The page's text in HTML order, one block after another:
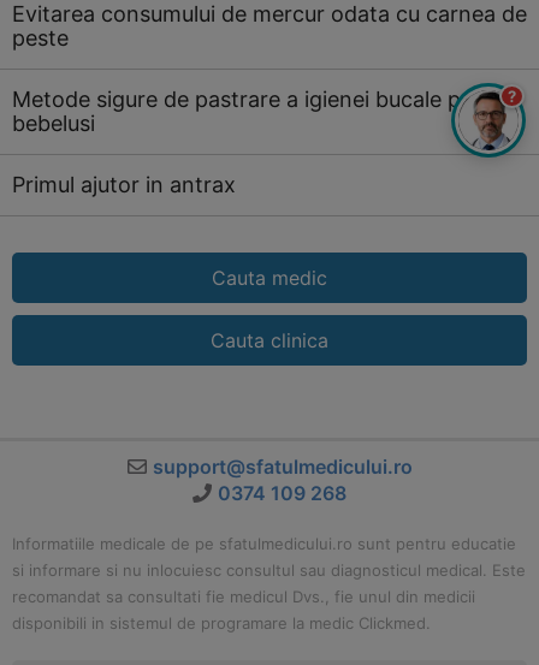
Evitarea consumului de mercur odata cu carnea de
peste
Metode sigure de pastrare a igienei bucale pentru
bebelusi
Primul ajutor in antrax
Cauta medic
Cauta clinica
support@sfatulmedicului.ro
0374 109 268
Informatiile medicale de pe sfatulmedicului.ro sunt pentru educatie
si informare si nu inlocuiesc consultul sau diagnosticul medical. Este
recomandat sa consultati fie medicul Dvs., fie unul din medicii
disponibili in sistemul de programare la medic Clickmed.
?